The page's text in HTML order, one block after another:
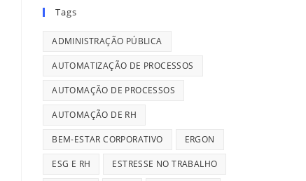
Tags
ADMINISTRAÇÃO PÚBLICA
AUTOMATIZAÇÃO DE PROCESSOS
AUTOMAÇÃO DE PROCESSOS
AUTOMAÇÃO DE RH
BEM-ESTAR CORPORATIVO ERGON
ESG E RH ESTRESSE NO TRABALHO